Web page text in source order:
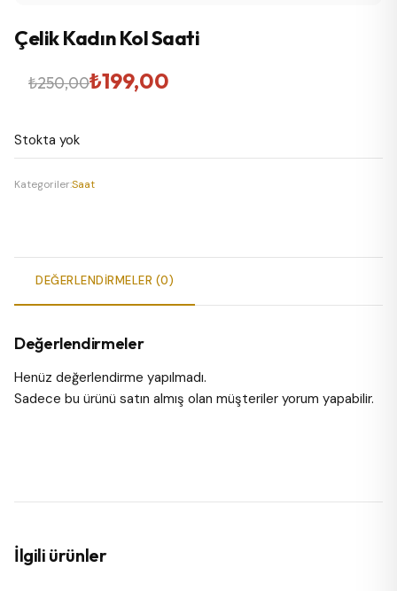
Çelik Kadın Kol Saati
₺250,00
Orijinal
₺250,00.
₺199,00
Şu
fiyat:
₺199,00.
Stokta yok
Kategoriler:Saat
DEĞERLENDIRMELER (0)
Değerlendirmeler
Henüz değerlendirme yapılmadı.
Sadece bu ürünü satın almış olan müşteriler yorum yapabilir.
İlgili ürünler